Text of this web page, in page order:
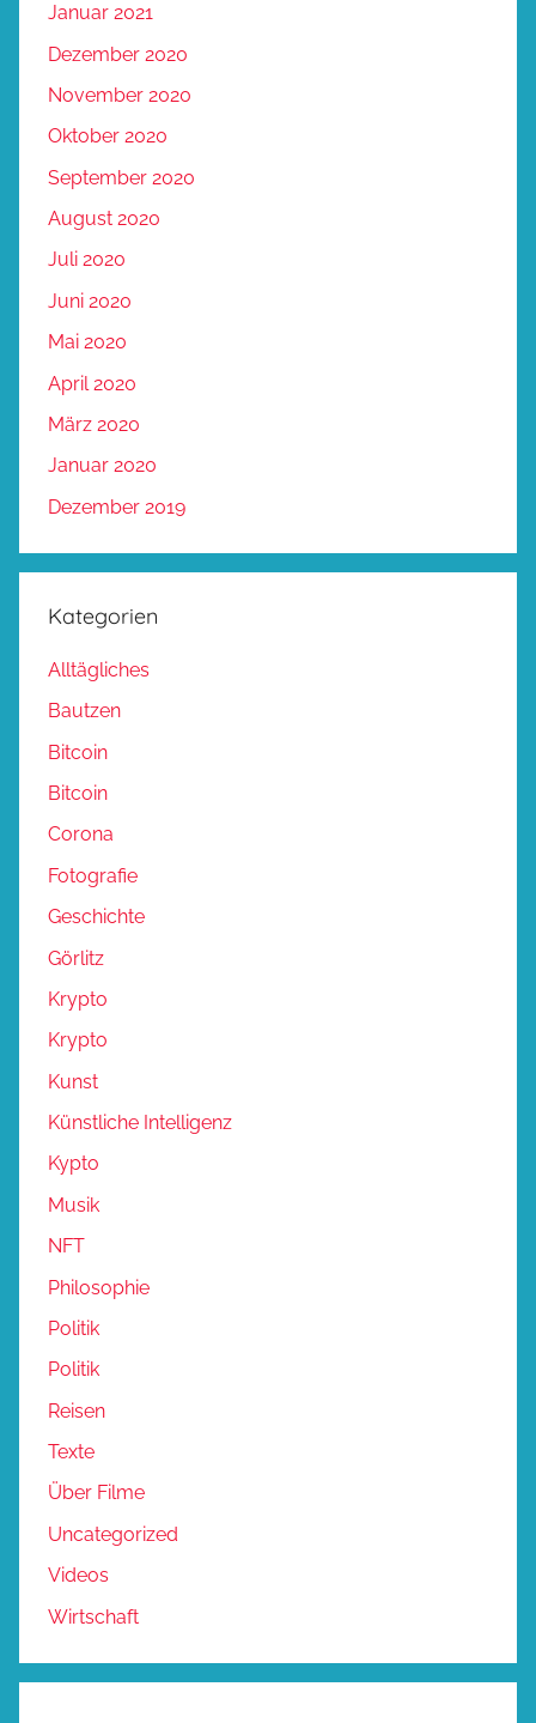
Januar 2021
Dezember 2020
November 2020
Oktober 2020
September 2020
August 2020
Juli 2020
Juni 2020
Mai 2020
April 2020
März 2020
Januar 2020
Dezember 2019
Kategorien
Alltägliches
Bautzen
Bitcoin
Bitcoin
Corona
Fotografie
Geschichte
Görlitz
Krypto
Krypto
Kunst
Künstliche Intelligenz
Kypto
Musik
NFT
Philosophie
Politik
Politik
Reisen
Texte
Über Filme
Uncategorized
Videos
Wirtschaft